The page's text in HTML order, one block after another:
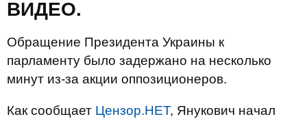
ВИДЕО.
Обращение Президента Украины к
парламенту было задержано на несколько
минут из-за акции оппозиционеров.
Как сообщает Цензор.НЕТ, Янукович начал